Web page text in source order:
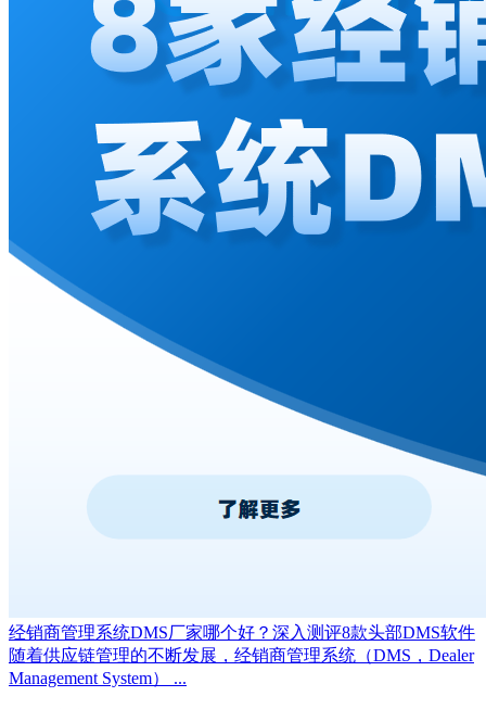
经销商管理系统DMS厂家哪个好？深入测评8款头部DMS软件
随着供应链管理的不断发展，经销商管理系统（DMS，Dealer
Management System） ...